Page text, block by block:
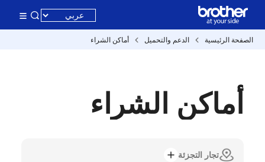
الصفحة الرئيسية الدعم والتحميل أماكن الشراء
أماكن الشراء
تجار التجزئة